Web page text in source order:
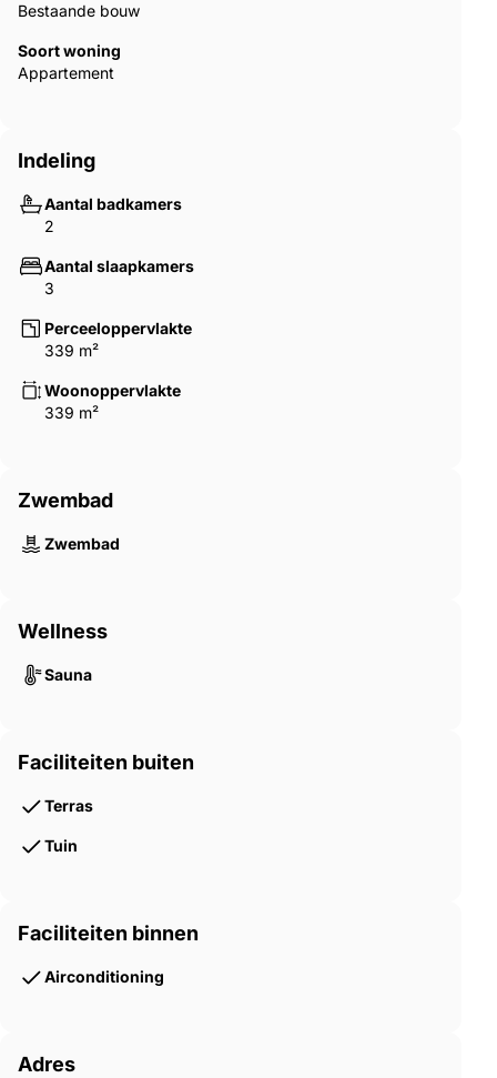
Bestaande bouw
Soort woning
Appartement
Indeling
Aantal badkamers
2
Aantal slaapkamers
3
Perceeloppervlakte
339 m²
Woonoppervlakte
339 m²
Zwembad
Zwembad
Wellness
Sauna
Faciliteiten buiten
Terras
Tuin
Faciliteiten binnen
Airconditioning
Adres